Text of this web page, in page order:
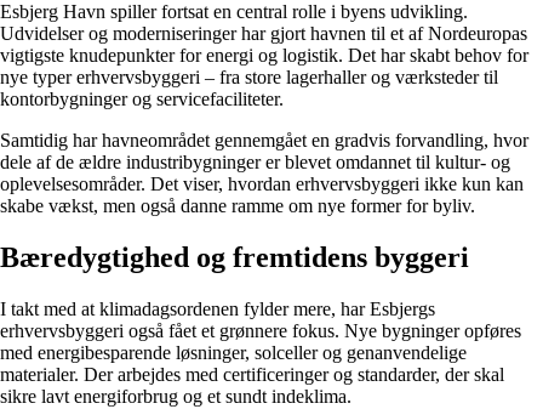
Esbjerg Havn spiller fortsat en central rolle i byens udvikling.
Udvidelser og moderniseringer har gjort havnen til et af Nordeuropas
vigtigste knudepunkter for energi og logistik. Det har skabt behov for
nye typer erhvervsbyggeri – fra store lagerhaller og værksteder til
kontorbygninger og servicefaciliteter.
Samtidig har havneområdet gennemgået en gradvis forvandling, hvor
dele af de ældre industribygninger er blevet omdannet til kultur- og
oplevelsesområder. Det viser, hvordan erhvervsbyggeri ikke kun kan
skabe vækst, men også danne ramme om nye former for byliv.
Bæredygtighed og fremtidens byggeri
I takt med at klimadagsordenen fylder mere, har Esbjergs
erhvervsbyggeri også fået et grønnere fokus. Nye bygninger opføres
med energibesparende løsninger, solceller og genanvendelige
materialer. Der arbejdes med certificeringer og standarder, der skal
sikre lavt energiforbrug og et sundt indeklima.